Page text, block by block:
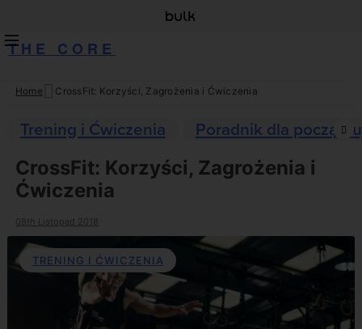
THE CORE
Skip
content
Home CrossFit: Korzyści, Zagrożenia i Ćwiczenia
Trening i Ćwiczenia
Poradnik dla
CrossFit: Korzyści, Zagrożenia i
Ćwiczenia
08th Listopad 2018
TRENING I ĆWICZENIA